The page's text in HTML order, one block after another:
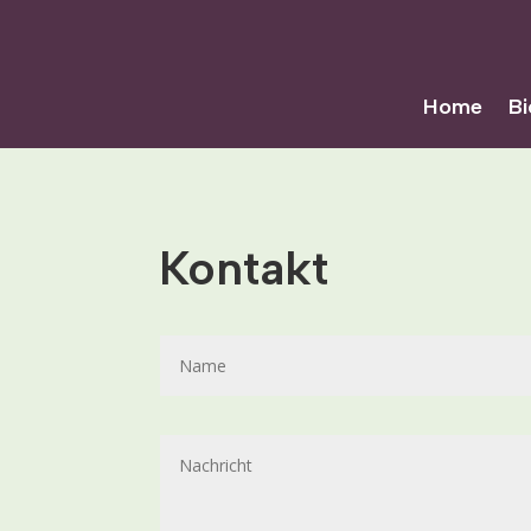
Home
Kontakt